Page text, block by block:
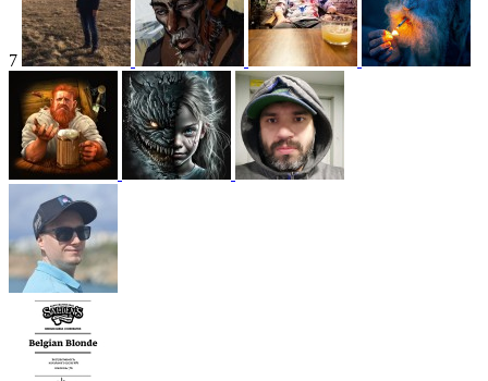
7